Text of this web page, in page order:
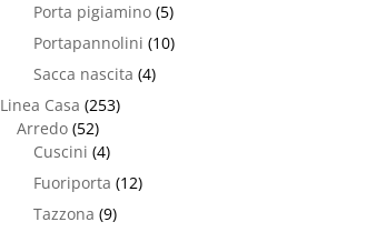
Porta pigiamino (5)
Portapannolini (10)
Sacca nascita (4)
Linea Casa (253)
Arredo (52)
Cuscini (4)
Fuoriporta (12)
Tazzona (9)